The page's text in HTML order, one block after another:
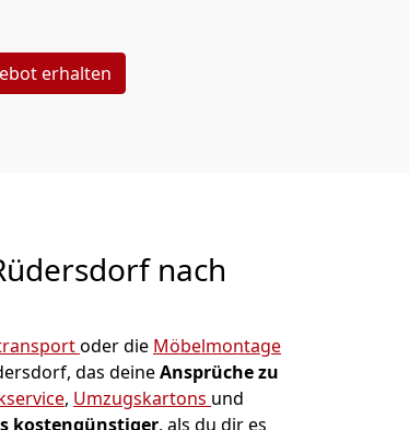
erhalten
nach
oder die Möbelmontage
das deineAnsprüche zu
, Umzugskartons und
kostengünstiger, als du dir es